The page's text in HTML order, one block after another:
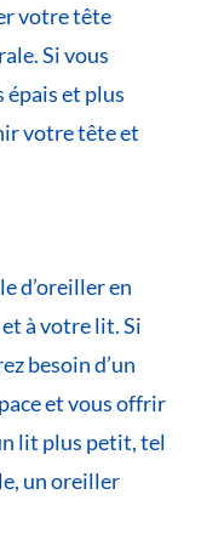
votre tête
Si vous
épais et plus
votre tête et
d’oreiller en
à votre lit. Si
besoin d’un
et vous offrir
lit plus petit, tel
un oreiller